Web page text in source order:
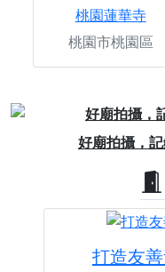
桃園蓮華寺
桃園市桃園區
好廟拍攝，
Previous
打造友